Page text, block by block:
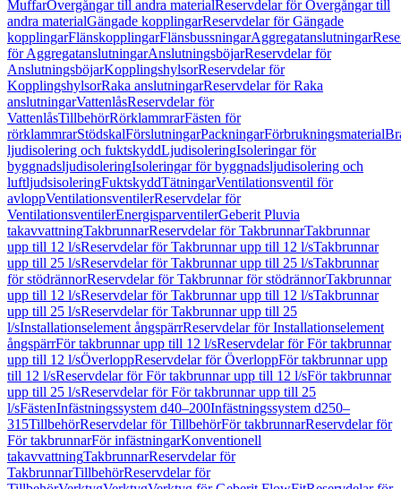
MuffarÖvergångar till andra materialReservdelar för Övergångar till
andra materialGängade kopplingarReservdelar för Gängade
kopplingarFlänskopplingarFlänsbussningarAggregatanslutningar
för AggregatanslutningarAnslutningsböjarReservdelar för
AnslutningsböjarKopplingshylsorReservdelar för
KopplingshylsorRaka anslutningarReservdelar för Raka
anslutningarVattenlåsReservdelar för
VattenlåsTillbehörRörklammrarFästen för
rörklammrarStödskalFörslutningarPackningarFörbrukningsmaterial
ljudisolering och fuktskyddLjudisoleringIsoleringar för
byggnadsljudisoleringIsoleringar för byggnadsljudisolering och
luftljudsisoleringFuktskyddTätningarVentilationsventil för
avloppVentilationsventilerReservdelar för
VentilationsventilerEnergisparventilerGeberit Pluvia
takavvattningTakbrunnarReservdelar för TakbrunnarTakbrunnar
upp till 12 l/sReservdelar för Takbrunnar upp till 12 l/sTakbrunnar
upp till 25 l/sReservdelar för Takbrunnar upp till 25 l/sTakbrunnar
för stödrännorReservdelar för Takbrunnar för stödrännorTakbrunnar
upp till 12 l/sReservdelar för Takbrunnar upp till 12 l/sTakbrunnar
upp till 25 l/sReservdelar för Takbrunnar upp till 25
l/sInstallationselement ångspärrReservdelar för Installationselement
ångspärrFör takbrunnar upp till 12 l/sReservdelar för För takbrunnar
upp till 12 l/sÖverloppReservdelar för ÖverloppFör takbrunnar upp
till 12 l/sReservdelar för För takbrunnar upp till 12 l/sFör takbrunnar
upp till 25 l/sReservdelar för För takbrunnar upp till 25
l/sFästenInfästningssystem d40–200Infästningssystem d250–
315TillbehörReservdelar för TillbehörFör takbrunnarReservdelar för
För takbrunnarFör infästningarKonventionell
takavvattningTakbrunnarReservdelar för
TakbrunnarTillbehörReservdelar för